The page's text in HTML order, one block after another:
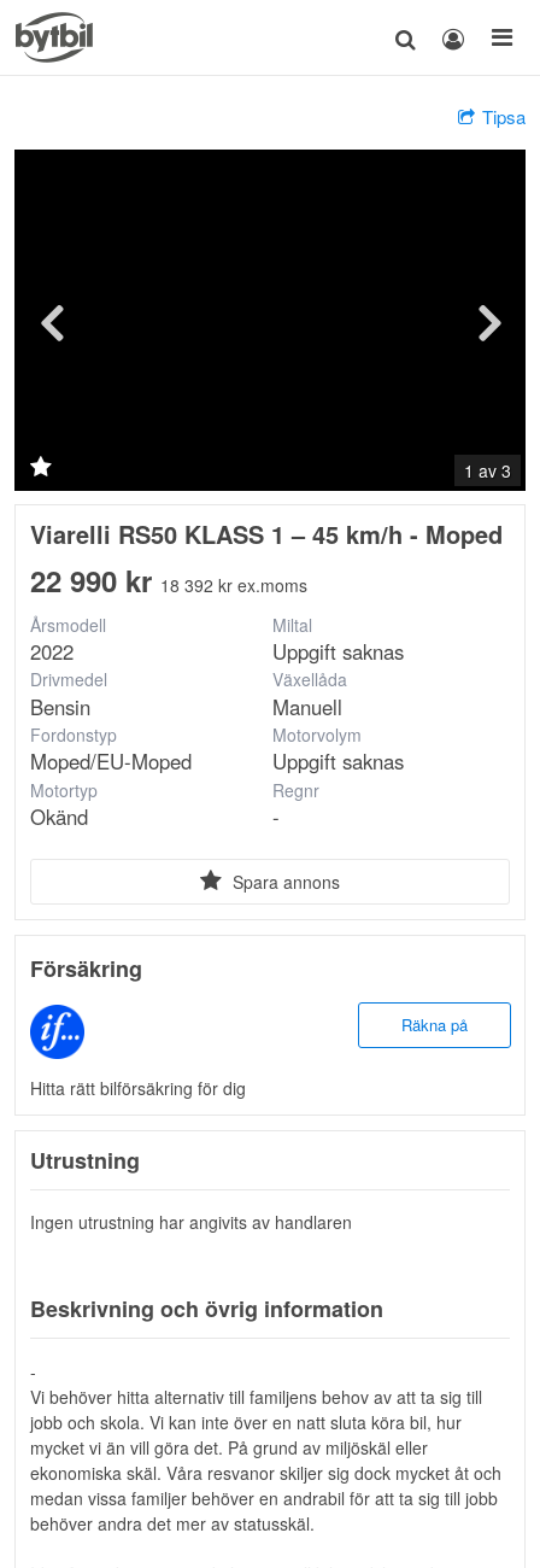
Tipsa
1 av 3
Viarelli RS50 KLASS 1 – 45 km/h - Moped
22 990 kr 18 392 kr ex.moms
Årsmodell
2022
Miltal
Uppgift saknas
Drivmedel
Bensin
Växellåda
Manuell
Fordonstyp
Moped/EU-Moped
Motorvolym
Uppgift saknas
Motortyp
Okänd
Regnr
-
Spara annons
Försäkring
Räkna på
Hitta rätt bilförsäkring för dig
Utrustning
Ingen utrustning har angivits av handlaren
Beskrivning och övrig information
-
Vi behöver hitta alternativ till familjens behov av att ta sig till
jobb och skola. Vi kan inte över en natt sluta köra bil, hur
mycket vi än vill göra det. På grund av miljöskäl eller
ekonomiska skäl. Våra resvanor skiljer sig dock mycket åt och
medan vissa familjer behöver en andrabil för att ta sig till jobb
behöver andra det mer av statusskäl.